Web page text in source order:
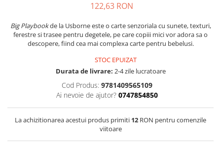
Supereroi
Unicorni
Vietuitoare marine, mari, oceane
122,63 RON
Big Playbookde la Usborne este o carte senzoriala cu sunete, texturi,
ferestre si trasee pentru degetele, pe care copiii mici vor adora sa o
descopere, fiind cea mai complexa carte pentru bebelusi.
STOC EPUIZAT
Durata de livrare: 2-4 zile lucratoare
Cod Produs: 9781409565109
Ai nevoie de ajutor? 0747854850
La achizitionarea acestui produs primiti 12 RON pentru comenzile
viitoare